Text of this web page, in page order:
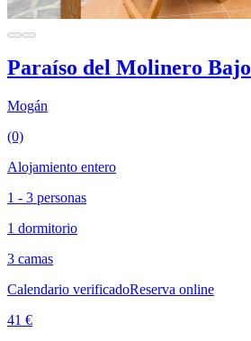
Paraíso del Molinero Bajo
Mogán
(0)
Alojamiento entero
1 - 3 personas
1 dormitorio
3 camas
Calendario verificadoReserva online
41 €